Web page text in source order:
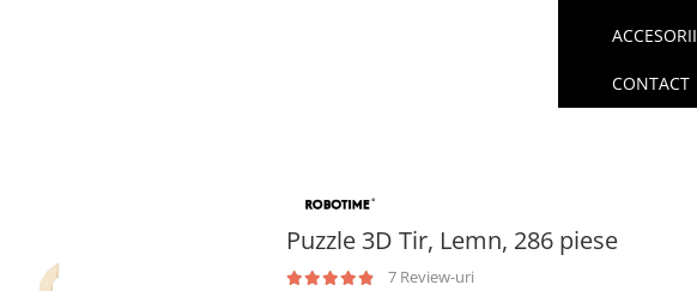
ACCESORII
CONTACT
Puzzle 3D Tir, Lemn, 286 piese
7 Review-uri